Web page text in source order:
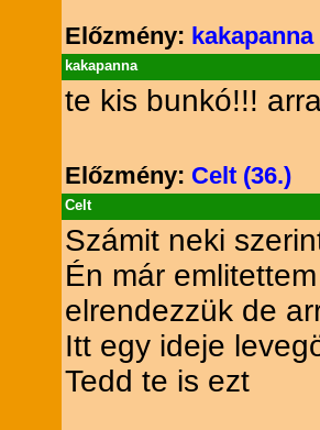
Előzmény: kakapanna
kakapanna
te kis bunkó!!!
Előzmény: Celt (36.)
Celt
Számit neki
Én már
elrendezzük de
Itt egy ideje
Tedd te is ezt